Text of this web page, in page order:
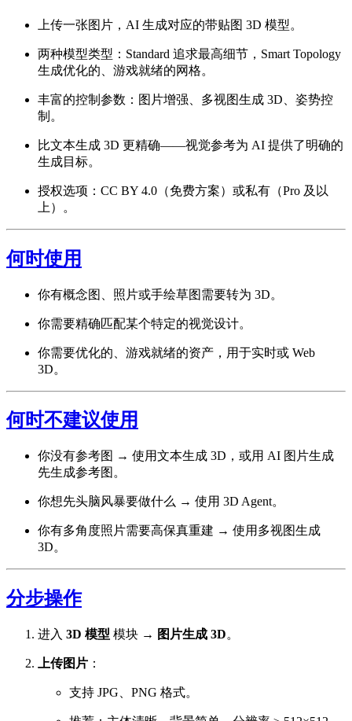
上传一张图片，AI 生成对应的带贴图 3D 模型。
两种模型类型：Standard 追求最高细节，Smart Topology
生成优化的、游戏就绪的网格。
丰富的控制参数：图片增强、多视图生成 3D、姿势控
制。
比文本生成 3D 更精确——视觉参考为 AI 提供了明确的
生成目标。
授权选项：CC BY 4.0（免费方案）或私有（Pro 及以
上）。
何时使用
你有概念图、照片或手绘草图需要转为 3D。
你需要精确匹配某个特定的视觉设计。
你需要优化的、游戏就绪的资产，用于实时或 Web
3D。
何时不建议使用
你没有参考图 → 使用文本生成 3D，或用 AI 图片生成
先生成参考图。
你想先头脑风暴要做什么 → 使用 3D Agent。
你有多角度照片需要高保真重建 → 使用多视图生成
3D。
分步操作
进入 3D 模型 模块 → 图片生成 3D。
上传图片 ：
支持 JPG、PNG 格式。